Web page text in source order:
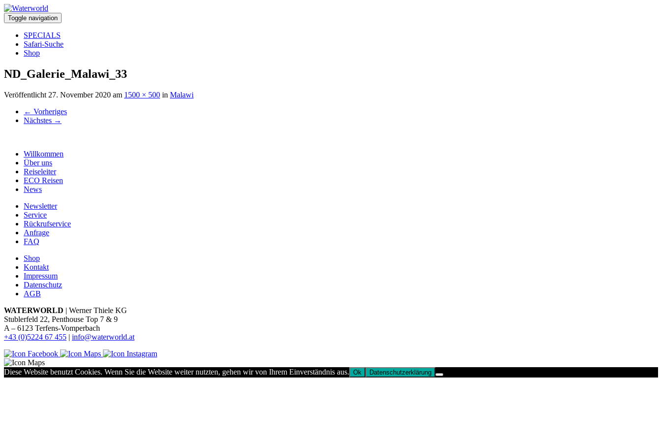
Toggle navigation
SPECIALS
Safari-Suche
Shop
ND_Galerie_Malawi_33
Veröffentlicht 27. November 2020 am 1500 × 500 in Malawi
← Vorheriges
Nächstes →
Willkommen
Über uns
Reiseleiter
ECO Reisen
News
Newsletter
Service
Rückrufservice
Anfrage
FAQ
Shop
Kontakt
Impressum
Datenschutz
AGB
WATERWORLD | Werner Thiele KG
Stublerfeld 22, Penthouse Top 7 & 9
A – 6123 Terfens-Vomperbach
+43 (0)5224 67 455 | info@waterworld.at
Diese Website benutzt Cookies. Wenn Sie die Website weiter nutzten, gehen wir von Ihrem Einverständnis aus. Ok Datenschutzerklärung